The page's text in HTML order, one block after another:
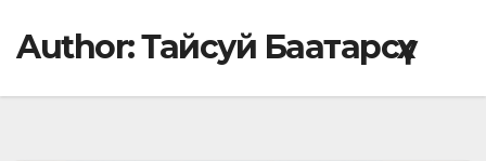
Author:Тайсуй Баатарсүх